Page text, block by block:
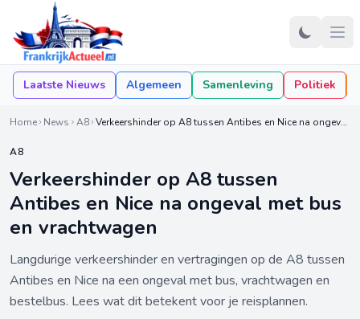
Laatste Nieuws Algemeen Samenleving Politiek
Home News A8 Verkeershinder op A8 tussen Antibes en Nice na ongeval met bus en vrachtwagen
A8
Verkeershinder op A8 tussen
Antibes en Nice na ongeval met bus
en vrachtwagen
Langdurige verkeershinder en vertragingen op de A8 tussen
Antibes en Nice na een ongeval met bus, vrachtwagen en
bestelbus. Lees wat dit betekent voor je reisplannen.